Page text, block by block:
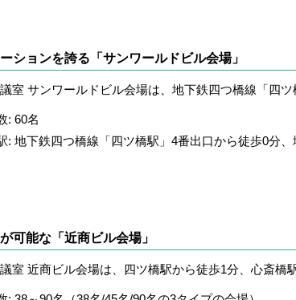
ションを誇る「サンワールドビル会場」
室 サンワールドビル会場は、地下鉄四つ橋線「四
: 60名
: 地下鉄四つ橋線「四ツ橋駅」4番出口から徒歩0分
可能な「近商ビル会場」
室 近商ビル会場は、四ツ橋駅から徒歩1分、心斎橋